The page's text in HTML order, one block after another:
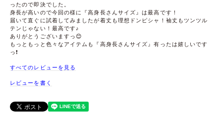
ったので即決でした。
身長が高いので今回の様に『高身長さんサイズ』は最高です！
届いて直ぐに試着してみましたが着丈も理想ドンピシャ！袖丈もツンツル
テンじゃない！最高です♪
ありがとうございますっ😊
もっともっと色々なアイテムも『高身長さんサイズ』有ったは嬉しいです
すべてのレビューを見る
レビューを書く